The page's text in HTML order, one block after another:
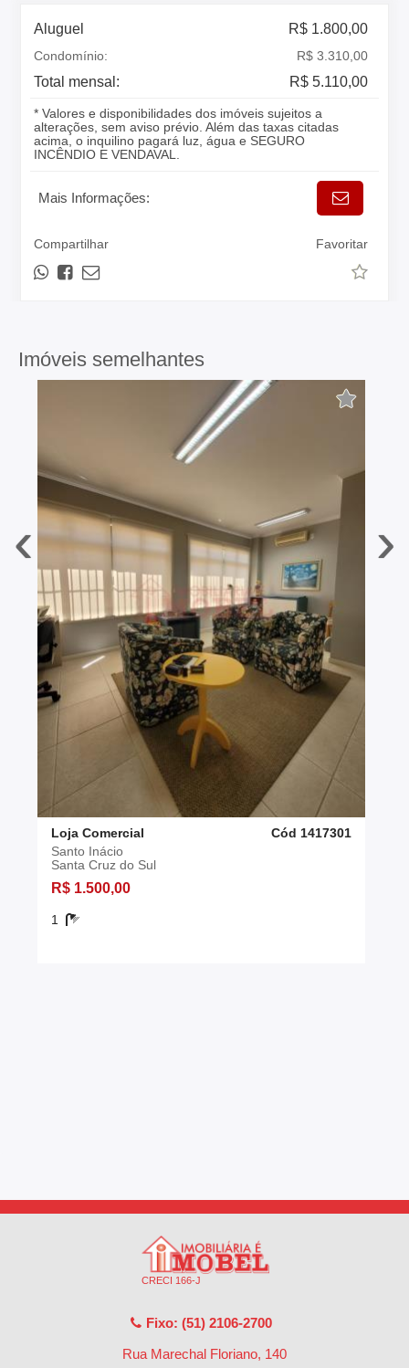
Aluguel R$ 1.800,00
Condomínio: R$ 3.310,00
Total mensal: R$ 5.110,00
* Valores e disponibilidades dos imóveis sujeitos a
alterações, sem aviso prévio. Além das taxas citadas
acima, o inquilino pagará luz, água e SEGURO
INCÊNDIO E VENDAVAL.
Mais Informações:
Compartilhar Favoritar
Imóveis semelhantes
‹
Loja Comercial
Cód 1417301
Santo Inácio
Santa Cruz do Sul
R$ 1.500,00
1
›
CRECI 166-J
Fixo: (51) 2106-2700
Rua Marechal Floriano, 140